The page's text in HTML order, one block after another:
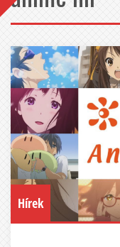
Hírek